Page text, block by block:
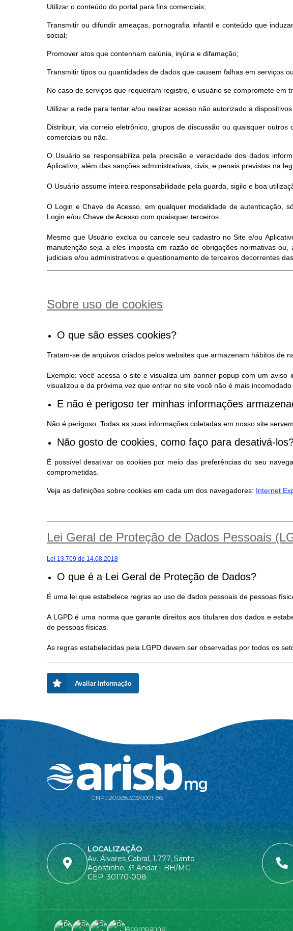
Utilizar o conteúdo do portal para fins comerciais;
Transmitir ou difundir ameaças, pornografia infantil e conteúdo que
social;
Promover atos que contenham calúnia, injúria e difamação;
Transmitir tipos ou quantidades de dados que causem falhas em serviços
No caso de serviços que requeiram registro, o usuário se compromete em
Utilizar a rede para tentar e/ou realizar acesso não autorizado a
Distribuir, via correio eletrônico, grupos de discussão ou quaisquer
comerciais ou não.
O Usuário se responsabiliza pela precisão e veracidade dos dados
Aplicativo, além das sanções administrativas, civis, e penais previstas na
O Usuário assume inteira responsabilidade pela guarda, sigilo e boa
O Login e Chave de Acesso, em qualquer modalidade de autenticação,
Login e/ou Chave de Acesso com quaisquer terceiros.
Mesmo que Usuário exclua ou cancele seu cadastro no Site e/ou
manutenção seja a eles imposta em razão de obrigações normativas
judiciais e/ou administrativos e questionamento de terceiros decorrentes
Sobre uso de cookies
O que são esses cookies?
Tratam-se de arquivos criados pelos websites que armazenam hábitos de
Exemplo: você acessa o site e visualiza um banner popup com um
visualizou e da próxima vez que entrar no site você não é mais incomodado
E não é perigoso ter minhas informações
Não é perigoso. Todas as suas informações coletadas em nosso site
Não gosto de cookies, como faço para desativá-
É possível desativar os cookies por meio das preferências do seu
comprometidas.
Veja as definições sobre cookies em cada um dos navegadores: Internet
Lei Geral de Proteção de Dados Pessoais
Lei 13.709 de 14.08.2018
O que é a Lei Geral de Proteção de Dados?
É uma lei que estabelece regras ao uso de dados pessoais de pessoas
A LGPD é uma norma que garante direitos aos titulares dos dados e
de pessoas físicas.
As regras estabelecidas pela LGPD devem ser observadas por todos os
Avaliar Informação
CNPJ:20.928.303/0001-86
LOCALIZAÇÃO
Av. Álvares Cabral, 1.777, Santo
Agostinho, 3º Andar - BH/MG
CEP: 30170-008
Acompanhe!